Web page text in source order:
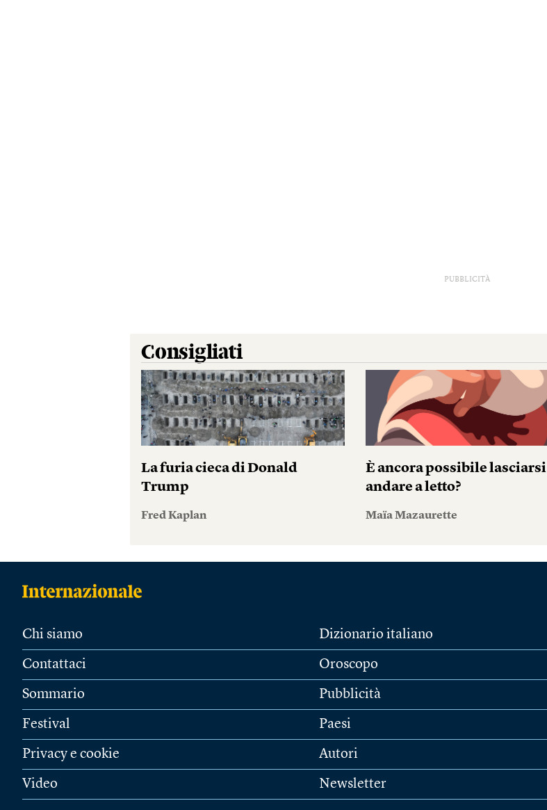
PUBBLICITÀ
Consigliati
La furia cieca di Donald
Trump
Fred Kaplan
È ancora possibile lasciarsi
andare a letto?
Maïa Mazaurette
Chi siamo
Contattaci
Sommario
Festival
Privacy e cookie
Video
Dizionario italiano
Oroscopo
Pubblicità
Paesi
Autori
Newsletter